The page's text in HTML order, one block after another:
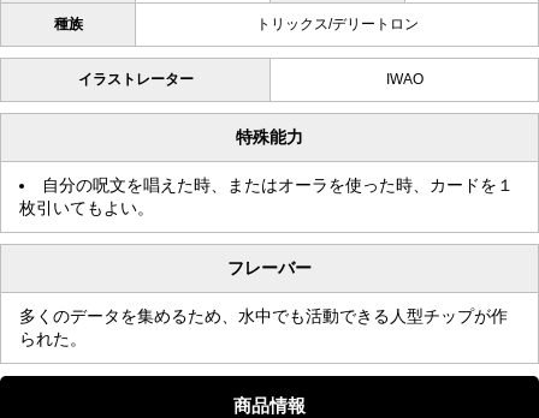
種族 トリックス/デリートロン
イラストレーター IWAO
特殊能力
自分の呪文を唱えた時、またはオーラを使った時、カードを１
枚引いてもよい。
フレーバー
多くのデータを集めるため、水中でも活動できる人型チップが作
られた。
商品情報